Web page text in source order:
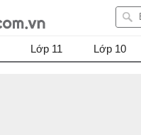
Lớp 11 Lớp 10